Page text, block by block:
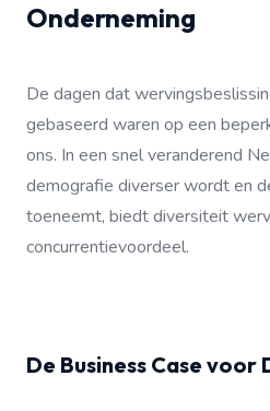
Onderneming
De dagen dat
gebaseerd waren op een
ons. In een snel veranderend
demografie diverser wordt en
toeneemt, biedt diversiteit
concurrentievoordeel.
De Business Case